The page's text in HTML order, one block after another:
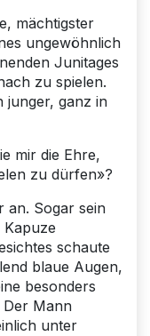
mächtigster
ungewöhnlich
Junitages
zu spielen.
junger, ganz in
mir die Ehre,
zu dürfen»?
an. Sogar sein
schaute
blaue Augen,
besonders
Der Mann
unter